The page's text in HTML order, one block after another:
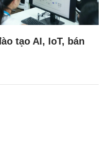
tạo AI, IoT, bán